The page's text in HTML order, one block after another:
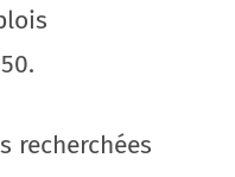
recherchées